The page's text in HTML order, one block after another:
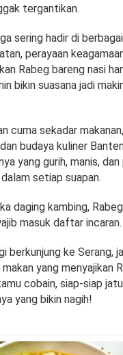
tergantikan.
sering hadir di
perayaan
Rabeg bareng nasi
bikin suasana jadi
cuma sekadar
budaya kuliner
yang gurih, manis,
setiap suapan.
daging kambing,
masuk daftar incaran.
berkunjung ke Serang,
yang menyajikan
cobain, siap-siap
yang bikin nagih!